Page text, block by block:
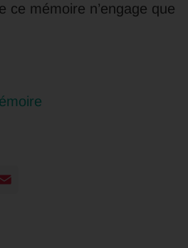
ce mémoire n’engage que